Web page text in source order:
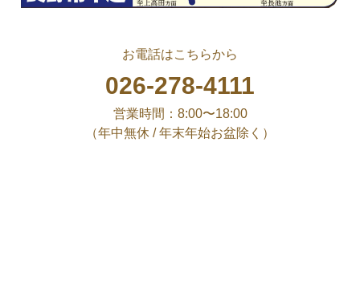
お電話はこちらから
026-278-4111
営業時間：8:00〜18:00
（年中無休 / 年末年始お盆除く）